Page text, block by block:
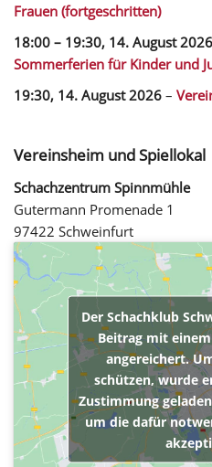
Frauen (fortgeschritten)
18:00 – 19:30, 14. August 2026
Sommerferien für Kinder und
19:30, 14. August 2026 –
Vereinsheim und Spiellokal
Schachzentrum Spinnmühle
Gutermann Promenade 1
97422 Schweinfurt
Der Schachklub
Beitrag mit
angereichert.
schützen, wurde
Zustimmung
um die dafür